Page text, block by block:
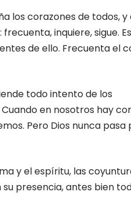
los corazones de todos,
inquiere, sigue.
de ello. Frecuenta el
todo intento de los
en nosotros hay
Pero Dios nunca pasa
y el espíritu, las
presencia, antes bien